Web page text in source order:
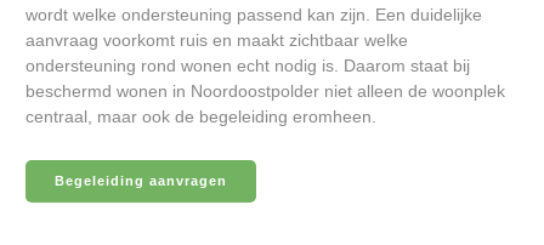
wordt welke ondersteuning passend kan zijn. Een duidelijke
aanvraag voorkomt ruis en maakt zichtbaar welke
ondersteuning rond wonen echt nodig is. Daarom staat bij
beschermd wonen in Noordoostpolder niet alleen de woonplek
centraal, maar ook de begeleiding eromheen.
Begeleiding aanvragen